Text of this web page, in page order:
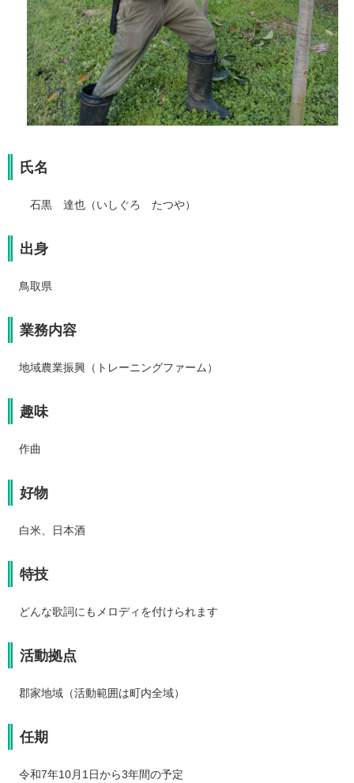
氏名
石黒 達也（いしぐろ たつや）
出身
鳥取県
業務内容
地域農業振興（トレーニングファーム）
趣味
作曲
好物
白米、日本酒
特技
どんな歌詞にもメロディを付けられます
活動拠点
郡家地域（活動範囲は町内全域）
任期
令和7年10月1日から3年間の予定